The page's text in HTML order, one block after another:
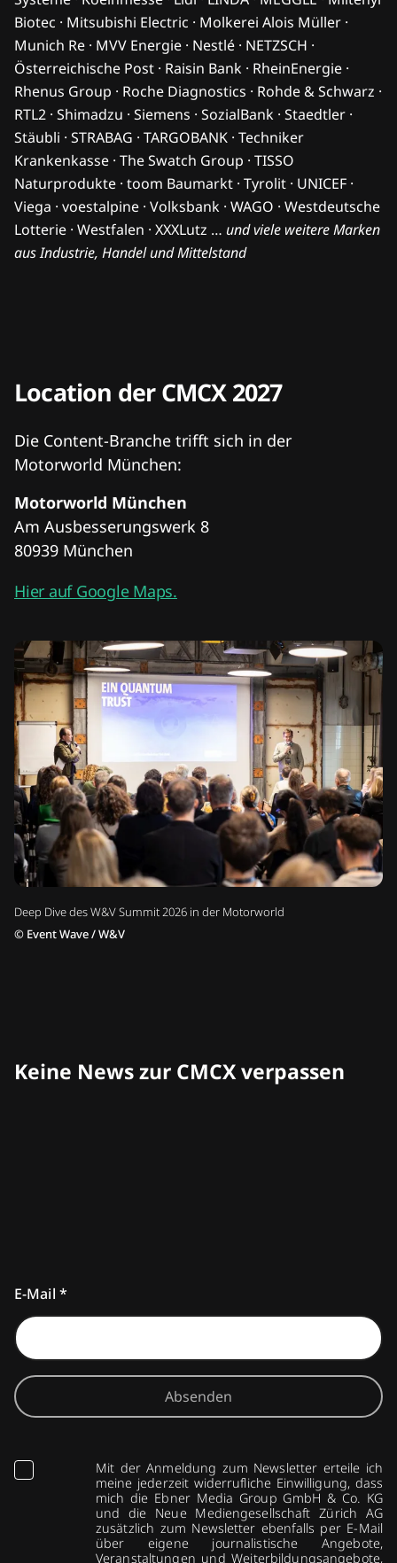
Biotec · Mitsubishi Electric · Molkerei Alois Müller ·
Munich Re · MVV Energie · Nestlé · NETZSCH ·
Österreichische Post · Raisin Bank · RheinEnergie ·
Rhenus Group · Roche Diagnostics · Rohde & Schwarz ·
RTL2 · Shimadzu · Siemens · SozialBank · Staedtler ·
Stäubli · STRABAG · TARGOBANK · Techniker
Krankenkasse · The Swatch Group · TISSO
Naturprodukte · toom Baumarkt · Tyrolit · UNICEF ·
Viega · voestalpine · Volksbank · WAGO · Westdeutsche
Lotterie · Westfalen · XXXLutz … und viele weitere Marken
aus Industrie, Handel und Mittelstand
Deep Dive des W&V Summit 2026 in der Motorworld
© Event Wave / W&V
Location der CMCX 2027
Die Content-Branche trifft sich in der
Motorworld München:
Motorworld München
Am Ausbesserungswerk 8
80939 München
Hier auf Google Maps.
Keine News zur CMCX verpassen
E-Mail *
Absenden
Mit der Anmeldung zum Newsletter erteile ich
meine jederzeit widerrufliche Einwilligung, dass
mich die Ebner Media Group GmbH & Co. KG
und die Neue Mediengesellschaft Zürich AG
zusätzlich zum Newsletter ebenfalls per E-Mail
über eigene journalistische Angebote,
Veranstaltungen und Weiterbildungsangebote,